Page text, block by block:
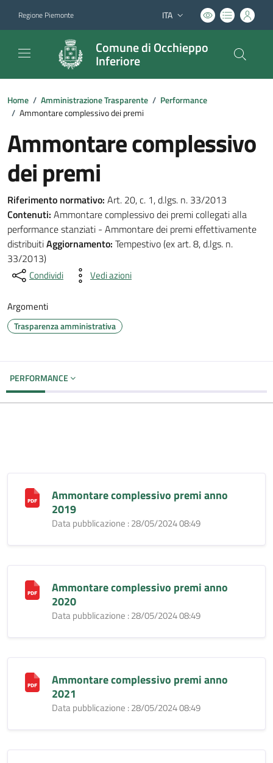
Regione Piemonte Lingua attiva:
ITA
Comune di Occhieppo
Inferiore
Home / Amministrazione Trasparente / Performance
/ Ammontare complessivo dei premi
Ammontare complessivo
dei premi
Riferimento normativo: Art. 20, c. 1, d.lgs. n. 33/2013
Contenuti: Ammontare complessivo dei premi collegati alla
performance stanziati - Ammontare dei premi effettivamente
distribuitiAggiornamento: Tempestivo (ex art. 8, d.lgs. n.
33/2013)
Condividi Vedi azioni
Argomenti
Trasparenza amministrativa
PERFORMANCE
Ammontare complessivo premi anno
2019
Data pubblicazione : 28/05/2024 08:49
Ammontare complessivo premi anno
2020
Data pubblicazione : 28/05/2024 08:49
Ammontare complessivo premi anno
2021
Data pubblicazione : 28/05/2024 08:49